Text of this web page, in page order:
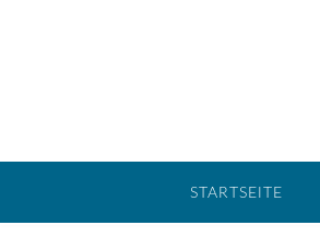
STARTSEITE